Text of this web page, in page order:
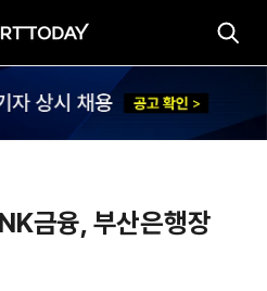
금융, 부산은행장